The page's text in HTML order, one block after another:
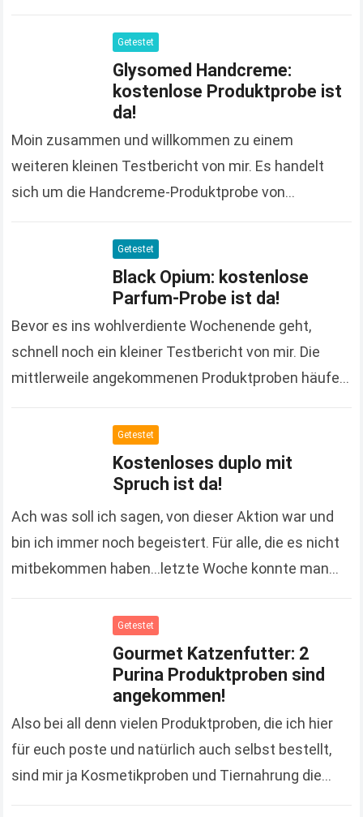
Read moreGetestet
Glysomed Handcreme:
kostenlose Produktprobe ist
da!
Moin zusammen und willkommen zu einem
weiteren kleinen Testbericht von mir. Es handelt
sich um die Handcreme-Produktprobe von
Jahres bestellt habe. Leider…
Getestet
Black Opium: kostenlose
Parfum-Probe ist da!
Bevor es ins wohlverdiente Wochenende geht,
schnell noch ein kleiner Testbericht von mir. Die
mittlerweile angekommenen Produktproben häufen
Read more
Getestet
Kostenloses duplo mit
Spruch ist da!
Ach was soll ich sagen, von dieser Aktion war und
bin ich immer noch begeistert. Für alle, die es nicht
mitbekommen haben…letzte Woche konnte man
Getestet
Gourmet Katzenfutter: 2
Purina Produktproben sind
angekommen!
Also bei all denn vielen Produktproben, die ich hier
für euch poste und natürlich auch selbst bestellt,
sind mir ja Kosmetikproben und Tiernahrung die